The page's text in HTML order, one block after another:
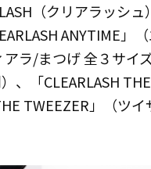
（クリアラッシ
ANYTIME」
ラ/まつげ 全３サイ
「CLEARLASH
TWEEZER」（ツ